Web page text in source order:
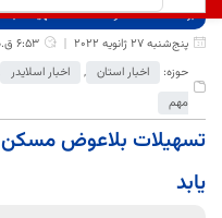
برگ نخست نوشته‌ها
تسهیلات
پنج‌شنبه 27 ژانویه 2022
6:53 ق.ظ
حوزه:
اخبار استان , اخبار اسلایدر
مهم
تسهیلات بلاعوض
یابد